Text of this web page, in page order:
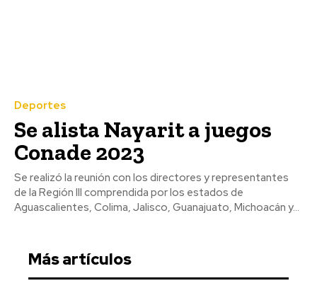
Deportes
Se alista Nayarit a juegos
Conade 2023
Se realizó la reunión con los directores y representantes
de la Región III comprendida por los estados de
Aguascalientes, Colima, Jalisco, Guanajuato, Michoacán y...
Más artículos